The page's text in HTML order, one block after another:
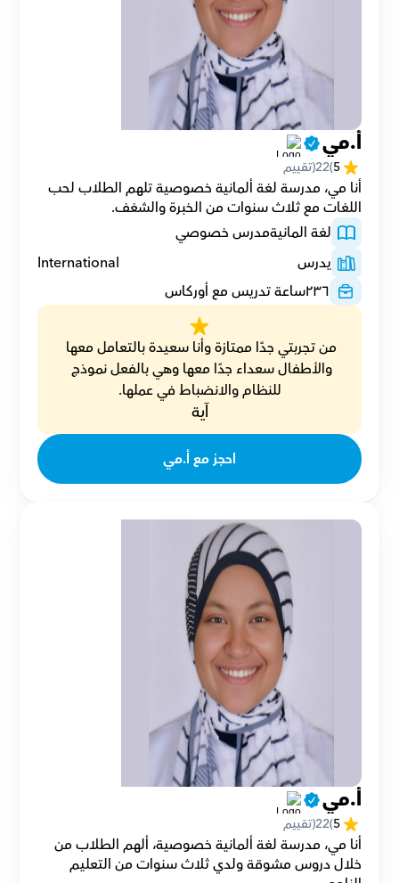
أ.مي
5
(
22(تقييم
اللغات مع ثلاث سنوات من الخبرة والشغف.
لغة المانيةمدرس خصوصي
يدرس
International
٢٣٦ساعة تدريس مع أوركاس
للنظام والانضباط في عملها.
آية
احجز مع أ.مي
أ.مي
5
(
22(تقييم